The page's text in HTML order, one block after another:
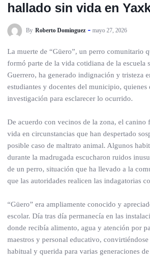
hallado sin vida en
By Roberto Dominguez mayo 27, 2026
La muerte de “Güero”, un perro comunitario
formó parte de la vida cotidiana de la escuela
Guerrero, ha generado indignación y tristeza
estudiantes y docentes del municipio, quienes
investigación para esclarecer lo ocurrido.
De acuerdo con vecinos de la zona, el canino
vida en circunstancias que han despertado
posible caso de maltrato animal. Algunos
durante la madrugada escucharon ruidos
de un perro, situación que ha llevado a la
que las autoridades realicen las indagatorias
“Güero” era ampliamente conocido y
escolar. Día tras día permanecía en las
donde recibía alimento, agua y atención por
maestros y personal educativo, convirtiéndose
habitual y querida para varias generaciones de